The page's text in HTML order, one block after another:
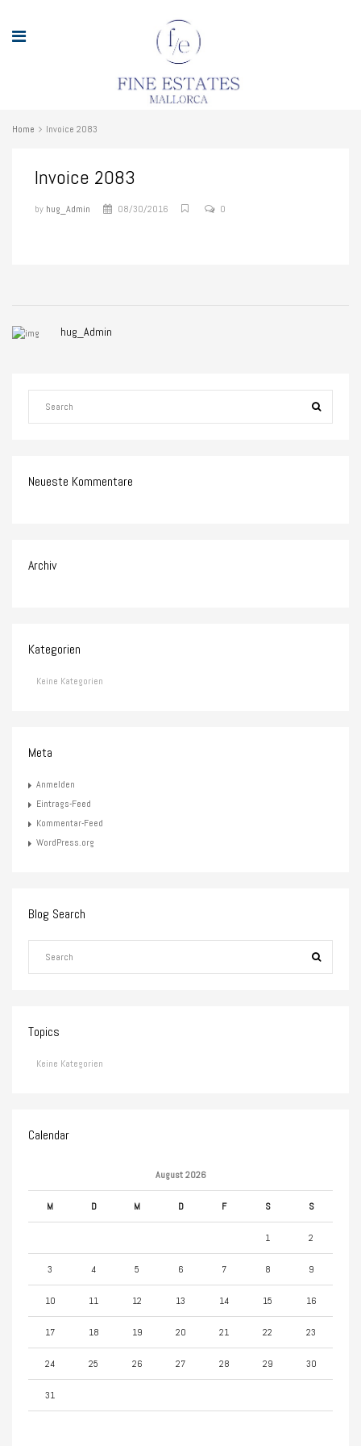
Home Invoice 2083
Invoice 2083
by hug_Admin 08/30/2016 0
hug_Admin
Neueste Kommentare
Archiv
Kategorien
Keine Kategorien
Meta
Anmelden
Eintrags-Feed
Kommentar-Feed
WordPress.org
Blog Search
Topics
Keine Kategorien
Calendar
August 2026
M D M D F S S
1 2
3 4 5 6 7 8 9
10 11 12 13 14 15 16
17 18 19 20 21 22 23
24 25 26 27 28 29 30
31